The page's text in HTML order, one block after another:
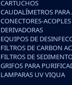
CARTUCHOS
CAUDALÍMETROS
CONECTORES-ACOPLES
DERIVADORAS
EQUIPOS DE
FILTROS DE CARBON
FILTROS DE
GRIFOS PARA
LAMPARAS UV VIQUA